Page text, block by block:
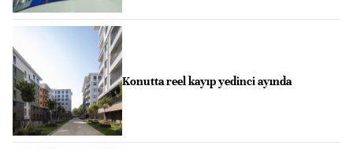
Konutta reel kayıp yedinci ayında